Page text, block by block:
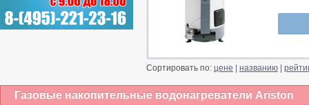
Сортировать по: цене названию
Газовые накопительные водонагреватели Ariston